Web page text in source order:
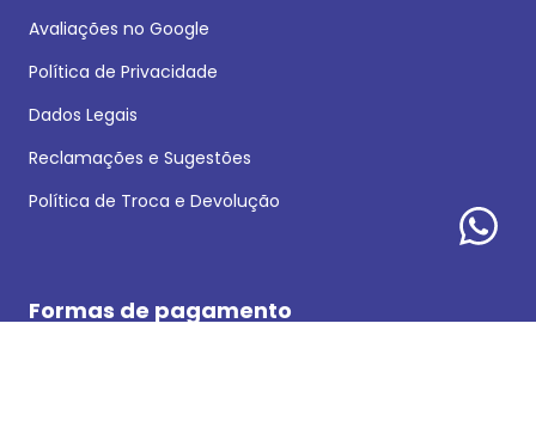
Avaliações no Google
Política de Privacidade
Dados Legais
Reclamações e Sugestões
Política de Troca e Devolução
Formas de pagamento